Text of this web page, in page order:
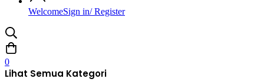
WelcomeSign in/ Register
0
Lihat Semua Kategori